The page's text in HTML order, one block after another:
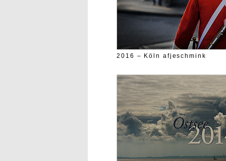
2016 – Köln afjeschmink